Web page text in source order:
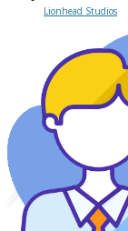
Lionhead Studios